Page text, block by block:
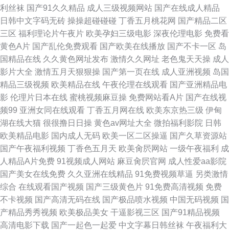
AV 涩涩视频久久 日韩色94色 久久月麻豆传媒 国产尤物一区二区三区 99精
品热看 淫乱性国产二区 最新av在线导航 97色色电影网 夜色资源av网 日韩不
卡在线 青青草公开15 欧美午夜一区高清视频 免费av网站 国产丝袜a片 波多
野洁衣东京热 97精品爱爱视频 亚洲色图天堂 青青草影院最新地址2 老湿午
夜影院 狼友8AV在线 国产av网址大全 超碰2025在线观看 草莓视频入口
www毛片wwwA片 97人妻在线观看
利丝袜 国产91久久精品 成人三级视频网站 国产在线成人精品
日韩中文字码无砖 操操超碰碰碰 丁香五月桃花网 国产精品二区
三区 福利理论片午夜片 欧美孕妇三级电影 深夜伦理电影 免费看
黄色A片 国产乱伦免费观看 国产欧美在线播放 国产不卡一区 岛
国精品在线 久久黄色网址发布 激情久久网址 老色鬼天天操 成人
影片大全 激情五月天狠狠操 国产第一页在线 成人亚洲视频 岛国
精品三级视频 欧美精品在线 午夜伦理在线观看 国产亚洲精品电
影 伦理片日本在线 蜜桃视频麻豆操 免费网站看A片 国产在线视
频99 亚洲女同在线观看 丁香五月网在线 欧美东京热三级 伊甸
湖在线大猫 很很撸日日操 黄色av网址大全 微拍福利影院 日韩
欧美精品电影 国内成人无码 欧美一区二区操逼 国产久草资源站
国产午夜福利视频 丁香色五月天 欧美肏屄网站 一级午夜福利 成
人精品A片免费 91视频成人网站 麻豆肏屄官网 成人性爱aa影院
国产美女在线免费 久久亚洲在线精品 91免费视频草逼 另类激情
综合 在线观看国产视频 国产三级黄色片 91免费高清视频 免费
不卡视频 国产高清无码在线 国产极品喷水视频 中国无码视频 国
产精品秀秀视频 欧美极品美女 干逼影视三区 国产91精品视频
高清电影下载 国产一起色一起爱 中文字幕日韩丝袜 午夜福利大